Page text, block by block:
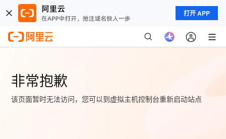
打开 APP
非常抱歉
该页面暂时无法访问，您可以到虚拟主机控制台重新启动站点